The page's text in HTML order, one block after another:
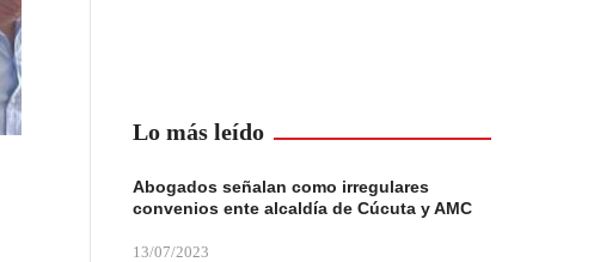
Lo más leído
Abogados señalan como irregulares
convenios ente alcaldía de Cúcuta y AMC
13/07/2023